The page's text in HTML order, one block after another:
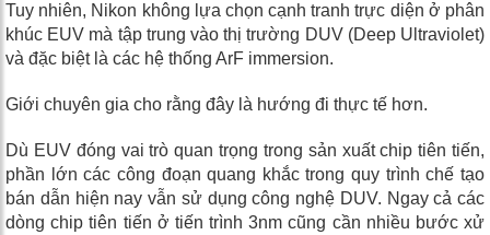
Tuy nhiên, Nikon không lựa chọn cạnh tranh trực diện ở phân
khúc EUV mà tập trung vào thị trường DUV (Deep Ultraviolet)
và đặc biệt là các hệ thống ArF immersion.
Giới chuyên gia cho rằng đây là hướng đi thực tế hơn.
Dù EUV đóng vai trò quan trọng trong sản xuất chip tiên tiến,
phần lớn các công đoạn quang khắc trong quy trình chế tạo
bán dẫn hiện nay vẫn sử dụng công nghệ DUV. Ngay cả các
dòng chip tiên tiến ở tiến trình 3nm cũng cần nhiều bước xử